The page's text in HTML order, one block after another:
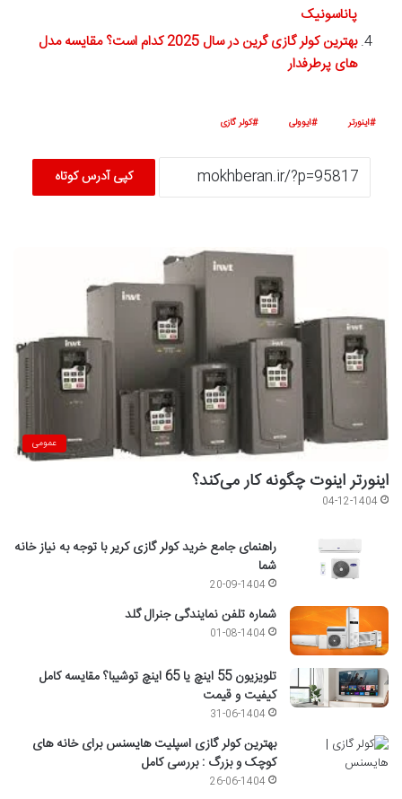
پاناسونیک
بهترین کولر گازی گرین در سال 2025 کدام است؟ مقایسه مدل
های پرطرفدار
اینورتر ایوولی کولر گازی
کپی آدرس کوتاه
عمومی
اینورتر اینوت چگونه کار می‌کند؟
04-12-1404
راهنمای جامع خرید کولر گازی کریر با توجه به نیاز خانه
شما
20-09-1404
شماره تلفن نمایندگی جنرال گلد
01-08-1404
تلویزیون 55 اینچ یا 65 اینچ توشیبا؟ مقایسه کامل
کیفیت و قیمت
31-06-1404
بهترین کولر گازی اسپلیت هایسنس برای خانه های
کوچک و بزرگ : بررسی کامل
26-06-1404